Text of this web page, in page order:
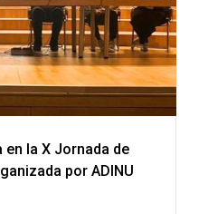
en la X Jornada de
por ADINU